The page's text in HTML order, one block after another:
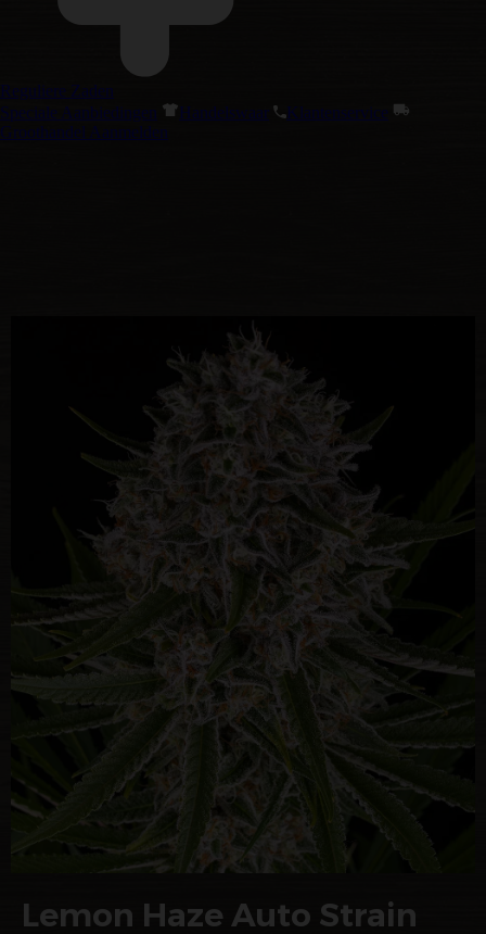
Reguliere Zaden
Speciale Aanbiedingen
Handelswaar
Klantenservice
Groothandel Aanmelden
Lemon Haze Auto Strain